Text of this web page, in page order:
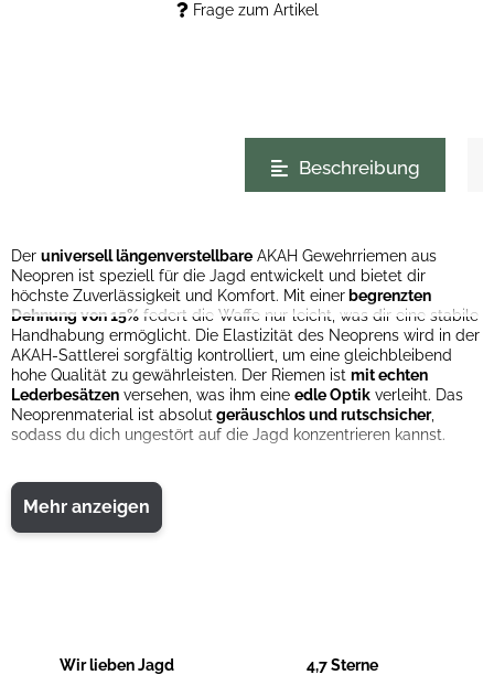
Frage zum Artikel
Beschreibung
Der universell längenverstellbare AKAH Gewehrriemen aus
Neopren ist speziell für die Jagd entwickelt und bietet dir
höchste Zuverlässigkeit und Komfort. Mit einer begrenzten
Dehnung von 15% federt die Waffe nur leicht, was dir eine stabile
Handhabung ermöglicht. Die Elastizität des Neoprens wird in der
AKAH-Sattlerei sorgfältig kontrolliert, um eine gleichbleibend
hohe Qualität zu gewährleisten. Der Riemen ist mit echten
Lederbesätzen versehen, was ihm eine edle Optik verleiht. Das
Neoprenmaterial ist absolut geräuschlos und rutschsicher,
sodass du dich ungestört auf die Jagd konzentrieren kannst.
Mehr anzeigen
Wir lieben Jagd
4,7 Sterne